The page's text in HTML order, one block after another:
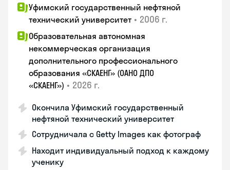
Уфимский государственный нефтяной
технический университет • 2006 г.
Образовательная автономная
некоммерческая организация
дополнительного профессионального
образования «СКАЕНГ» (ОАНО ДПО
«СКАЕНГ») • 2026 г.
Окончила Уфимский государственный
нефтяной технический университет
Сотрудничала с Getty Images как фотограф
Находит индивидуальный подход к каждому
ученику